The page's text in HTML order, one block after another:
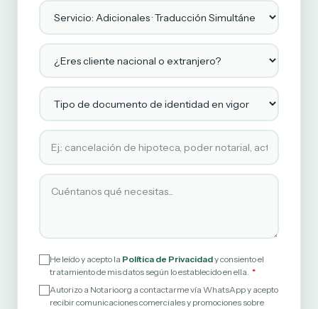
Servicio
¿Eres cliente nacional o extranjero?
Tipo de documento de identidad en vigor
Tipo de servicio solicitado
Cuéntanos qué necesitas
He leído y acepto la Política de Privacidady consiento el
tratamiento de mis datos según lo establecido en ella.
Autorizo a Notario.org a contactarme vía WhatsApp y acepto
recibir comunicaciones comerciales y promociones sobre